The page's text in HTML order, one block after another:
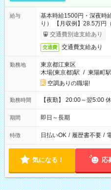
給与
基本時給1500円・深夜時
り） 【月収例】28.5万円
合）交通費別途支給あり
交通費 交通費支給あり
勤務地
東京都江東区
木場(東京都)駅 / 東陽町駅
空調ありの職場!
勤務時間 【夜勤】 20:00～翌5:00
期間 即日～長期
特徴 日払いOK / 履歴書不要 /
気になる！ 応